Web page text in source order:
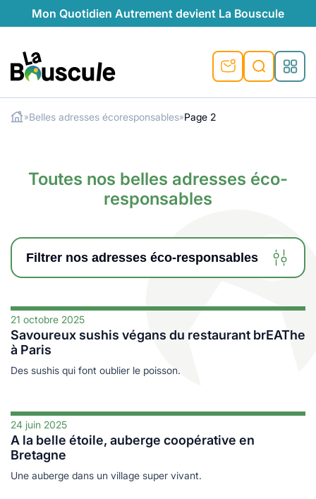
Mon Quotidien Autrement devient La Bouscule
La Bouscule
douce
»Belles adresses écoresponsables»Page 2
Toutes nos belles adresses éco-
responsables
Filtrer nos adresses éco-responsables
21 octobre 2025
Savoureux sushis végans du restaurant brEAThe
à Paris
Des sushis qui font oublier le poisson.
24 juin 2025
A la belle étoile, auberge coopérative en
Bretagne
Une auberge dans un village super vivant.